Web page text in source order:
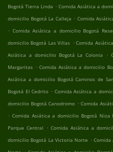
Bogotá Tierra Linda . Comida Asiática a
domicilio Bogotá La Calleja . Comida
. Comida Asiática a domicilio Bogotá
domicilio Bogotá Las Villas . Comida
Asiática a domicilio Bogotá La Colonia
.
Margaritas . Comida Asiática a domicilio
Asiática a domicilio Bogotá Caminos de
Bogotá El Cedrito . Comida Asiática a
domicilio Bogotá Canodromo . Comida
. Comida Asiática a domicilio Bogotá Niza
Parque Central . Comida Asiática a
domicilio Bogotá La Victoria Norte . Comida